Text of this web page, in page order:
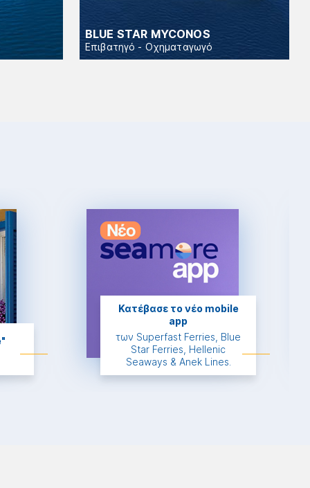
BLUE STAR MYCONOS
Επιβατηγό - Οχηματαγωγό
Κατέβασε το νέο mobile
app
των Superfast Ferries, Βlue
Star Ferries, Hellenic
Seaways & Anek Lines.